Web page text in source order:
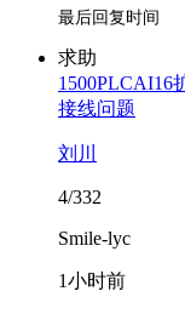
最后回复时间
求助
1500PLCAI16
接线问题
刘川
4/332
Smile-lyc
1小时前